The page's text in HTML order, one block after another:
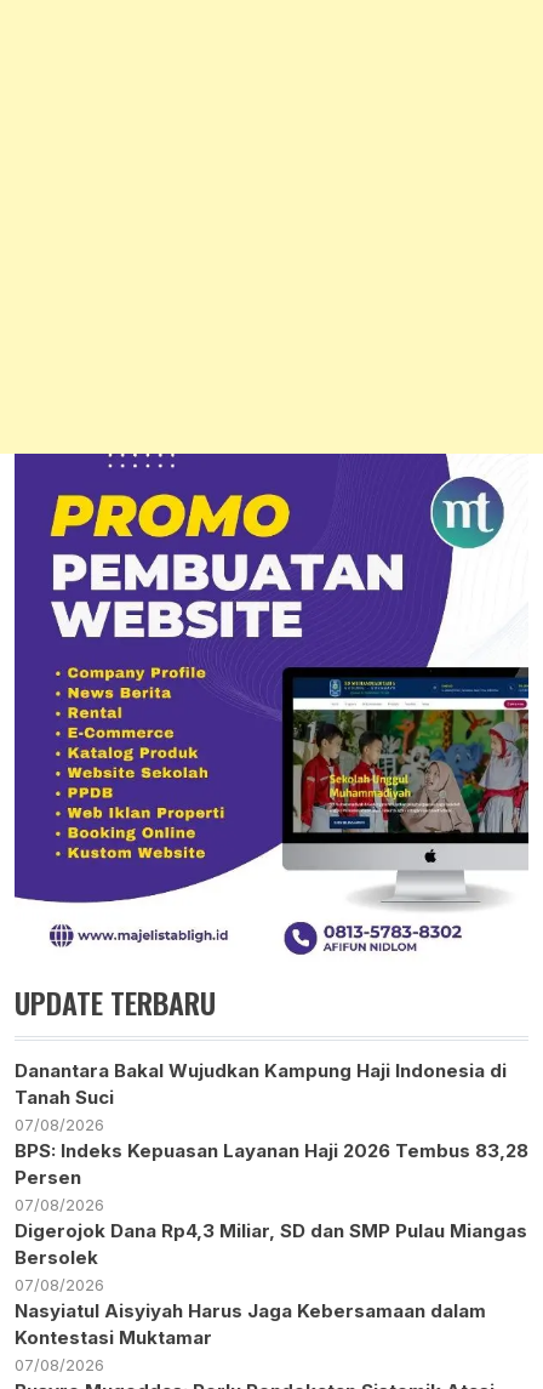
UPDATE TERBARU
Danantara Bakal Wujudkan Kampung Haji Indonesia di
Tanah Suci
07/08/2026
BPS: Indeks Kepuasan Layanan Haji 2026 Tembus 83,28
Persen
07/08/2026
Digerojok Dana Rp4,3 Miliar, SD dan SMP Pulau Miangas
Bersolek
07/08/2026
Nasyiatul Aisyiyah Harus Jaga Kebersamaan dalam
Kontestasi Muktamar
07/08/2026